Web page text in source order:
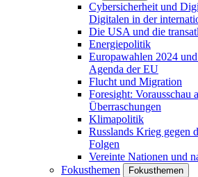
Cybersicherheit und
Digitalen in der
Die USA und die
Energiepolitik
Europawahlen 2024
Agenda der EU
Flucht und Migration
Foresight: Vorausschau
Überraschungen
Klimapolitik
Russlands Krieg gegen
Folgen
Vereinte Nationen und
Fokusthemen
Fokusthemen